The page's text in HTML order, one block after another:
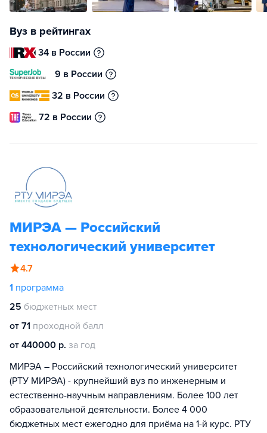
Вуз в рейтингах
34 в России
9 в России
32 в России
72 в России
МИРЭА — Российский
технологический университет
4.7
1 программа
25 бюджетных мест
от 71 проходной балл
от 440000 р. за год
МИРЭА – Российский технологический университет
(РТУ МИРЭА) - крупнейший вуз по инженерным и
естественно-научным направлениям. Более 100 лет
образовательной деятельности. Более 4 000
бюджетных мест ежегодно для приёма на 1-й курс. РТУ